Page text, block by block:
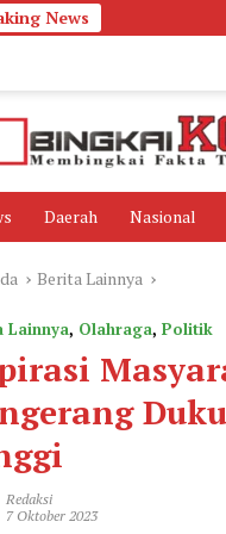
News
Daerah Nasional
Berita Lainnya
Lainnya, Olahraga, Politik
Redaksi
7 Oktober 2023